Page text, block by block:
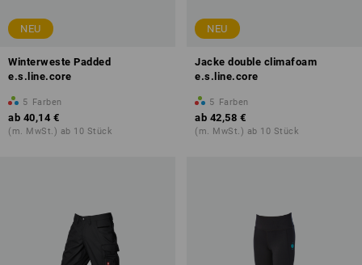
NEU
Winterweste Padded
e.s.line.core
5 Farben
ab 40,14 €
(m. MwSt.) ab 10 Stück
NEU
Jacke double climafoam
e.s.line.core
5 Farben
ab 42,58 €
(m. MwSt.) ab 10 Stück